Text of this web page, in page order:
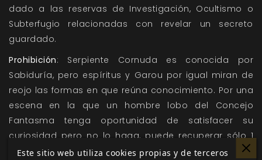
dado a las reservas de Investigación, Ocultismo o
Subterfugio relacionadas con revelar un secreto
guardado.
Prohibición: Serpiente Cornuda es conocida por
Sabiduría, pero espíritus y Garou por igual miran de
reojo las formas en que reúna conocimiento. Por una
escena en la que un hombre lobo del Concejo
Fantasma tenga oportunidad de satisfacer su
curiosidad pero no lo haga, puede recuperar sólo 1
punto de Fuerza de Voluntad al comienzo de la
Este sitio web utiliza cookies propias y de terceros